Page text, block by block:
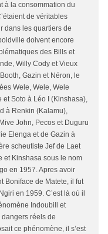
à la consommation du
de véritables
dans les quartiers de
doivent encore
des Bills et
Willy Cody et Vieux
Gazin et Néron, le
Wele, Wele, Wele
Soto à Léo I (Kinshasa),
à Renkin (Kalamu),
John, Pecos et Duguru
Elenga et de Gazin à
scheutiste Jef de Laet
et Kinshasa sous le nom
en 1957. Apres avoir
Boniface de Matete, il fut
en 1959. C’est là où il
Indoubill et
réels de
ce phénomène, il s’est